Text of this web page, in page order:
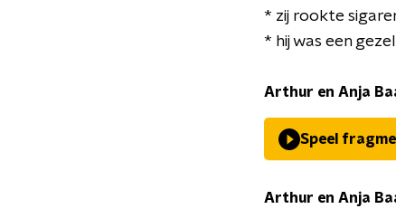
* zij rookte
* hij was een
Arthur en Anja
Speel
Arthur en Anja